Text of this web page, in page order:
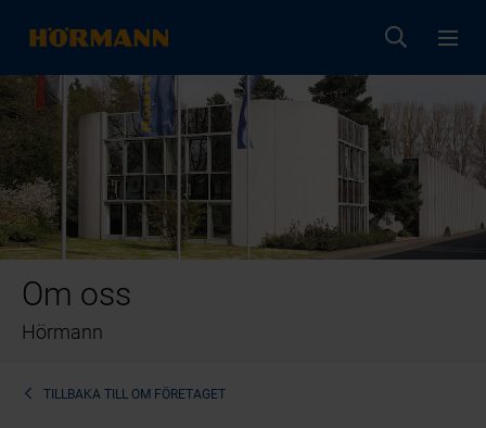
Om oss
Hörmann
TILLBAKA TILL OM FÖRETAGET